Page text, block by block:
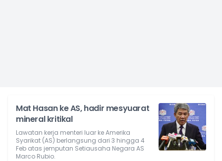
Mat Hasan ke AS, hadir mesyuarat
mineral kritikal
Lawatan kerja menteri luar ke Amerika
Syarikat (AS) berlangsung dari 3 hingga 4
Feb atas jemputan Setiausaha Negara AS
Marco Rubio.